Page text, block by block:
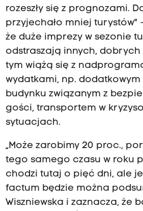
rozeszły się z prognozami.
przyjechało mniej turystów"
że duże imprezy w sezonie
odstraszają innych, dobrych
tym wiążą się z
wydatkami, np.
budynku związanym z
gości, transportem w
sytuacjach.
„Może zarobimy 20 proc.,
tego samego czasu w roku
chodzi tutaj o pięć dni, ale
factum będzie można
Wiszniewska i zaznacza, że